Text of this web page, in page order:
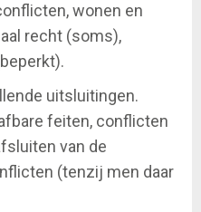
wonen en
recht (soms),
uitsluitingen.
feiten, conflicten
van de
(tenzij men daar